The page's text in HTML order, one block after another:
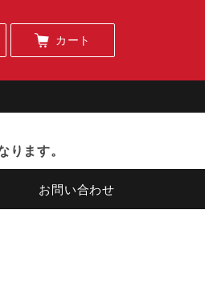
カート
ります。
お問い合わせ